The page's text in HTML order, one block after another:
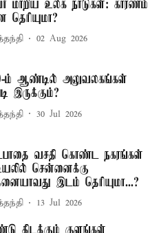
மாறிய உலக நாடுகள்: காரணம்
02 Aug 2026
ம் ஆண்டில் அலுவலகங்கள்
இருக்கும்?
30 Jul 2026
வசதி கொண்ட நகரங்கள்
சென்னைக்கு
இடம் தெரியுமா...?
13 Jul 2026